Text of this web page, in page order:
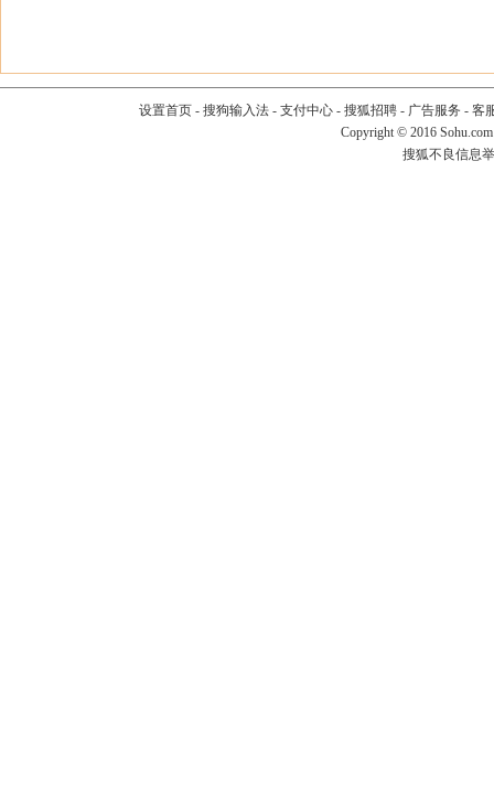
设置首页- 搜狗输入法- 支付中心- 搜狐招聘- 广告服务 - 客
Copyright © 2016
搜狐不良信息